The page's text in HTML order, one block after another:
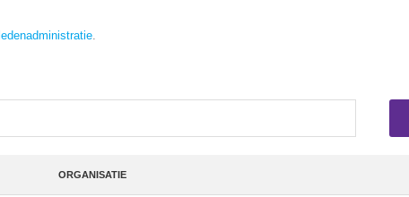
ledenadministratie.
ORGANISATIE